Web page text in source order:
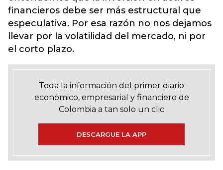
financieros debe ser más estructural que
especulativa. Por esa razón no nos dejamos
llevar por la volatilidad del mercado, ni por
el corto plazo.
Toda la información del primer diario
económico, empresarial y financiero de
Colombia a tan solo un clic
DESCARGUE LA APP